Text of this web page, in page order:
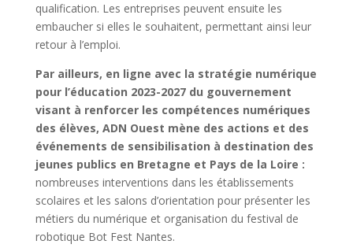
qualification. Les entreprises peuvent ensuite les
embaucher si elles le souhaitent, permettant ainsi leur
retour à l’emploi.
Par ailleurs, en ligne avec la stratégie numérique
pour l’éducation 2023-2027 du gouvernement
visant à renforcer les compétences numériques
des élèves, ADN Ouest mène des actions et des
événements de sensibilisation à destination des
jeunes publics en Bretagne et Pays de la Loire :
nombreuses interventions dans les établissements
scolaires et les salons d’orientation pour présenter les
métiers du numérique et organisation du festival de
robotique Bot Fest Nantes.